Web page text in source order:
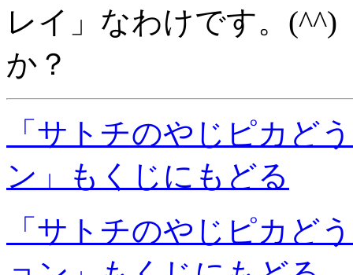
レイ」なわけです。
か？
「サトチのやじピカど
ン」もくじにもどる
「サトチのやじピカど